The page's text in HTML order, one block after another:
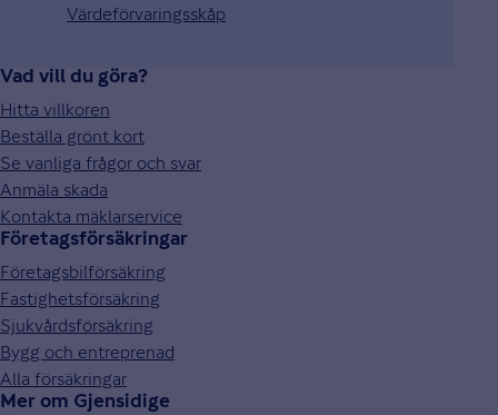
Värdeförvaringsskåp
Vad vill du göra?
Hitta villkoren
Beställa grönt kort
Se vanliga frågor och svar
Anmäla skada
Kontakta mäklarservice
Företagsförsäkringar
Företagsbilförsäkring
Fastighetsförsäkring
Sjukvårdsförsäkring
Bygg och entreprenad
Alla försäkringar
Mer om Gjensidige